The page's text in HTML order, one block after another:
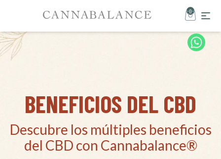
0
BENEFICIOS DEL CBD
Descubre los múltiples beneficios
del CBD con Cannabalance®